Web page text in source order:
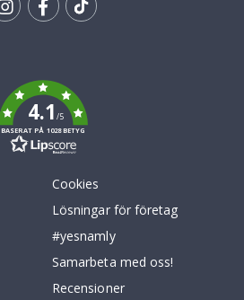
4.1/5
BASERAT PÅ 1028 BETYG
Cookies
Lösningar för företag
#yesnamly
Samarbeta med oss!
Recensioner